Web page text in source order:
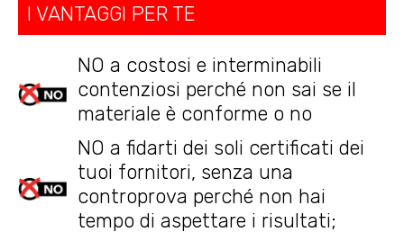
I VANTAGGI PER TE
NO a costosi e interminabili
contenziosi perché non sai se il
materiale è conforme o no
NO a fidarti dei soli certificati dei
tuoi fornitori, senza una
controprova perché non hai
tempo di aspettare i risultati;